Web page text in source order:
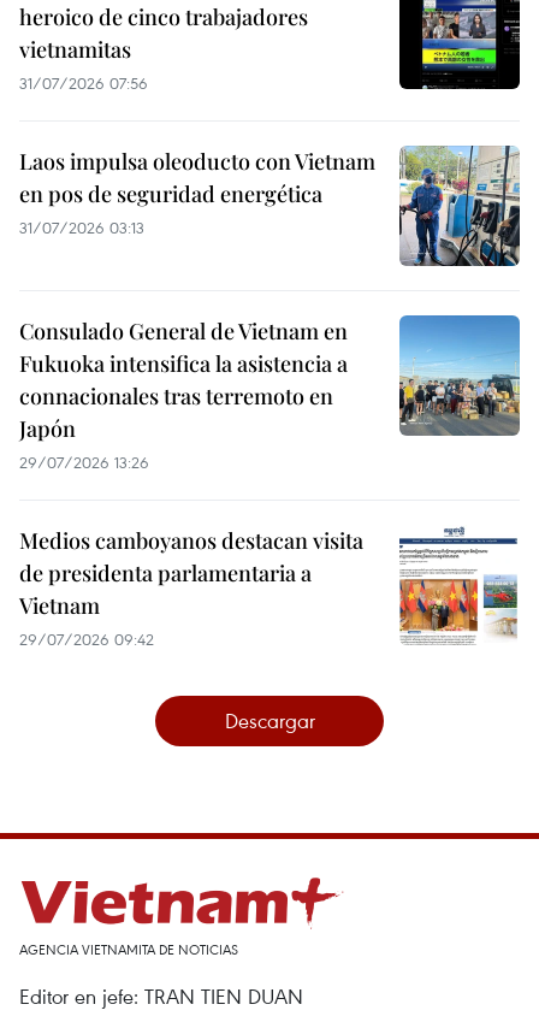
heroico de cinco trabajadores
vietnamitas
31/07/2026 07:56
Laos impulsa oleoducto con Vietnam
en pos de seguridad energética
31/07/2026 03:13
Consulado General de Vietnam en
Fukuoka intensifica la asistencia a
connacionales tras terremoto en
Japón
29/07/2026 13:26
Medios camboyanos destacan visita
de presidenta parlamentaria a
Vietnam
29/07/2026 09:42
Descargar
AGENCIA VIETNAMITA DE NOTICIAS
Editor en jefe: TRAN TIEN DUAN